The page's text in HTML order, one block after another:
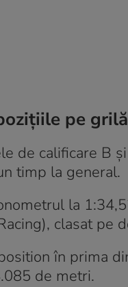
pe grilă
de calificare B
timp la general.
la
clasat pe
în prima
de metri.